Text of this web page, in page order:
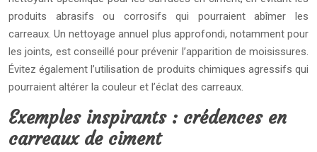
produits abrasifs ou corrosifs qui pourraient abîmer les
carreaux. Un nettoyage annuel plus approfondi, notamment pour
les joints, est conseillé pour prévenir l’apparition de moisissures.
Évitez également l’utilisation de produits chimiques agressifs qui
pourraient altérer la couleur et l’éclat des carreaux.
Exemples inspirants : crédences en
carreaux de ciment